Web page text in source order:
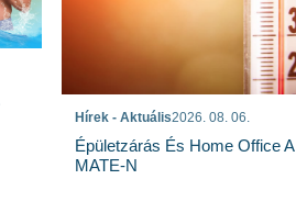
Hírek - Aktuális2026. 08. 06.
Épületzárás És Home Office A
MATE-N